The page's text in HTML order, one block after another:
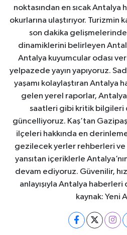
noktasından en sıcak Antalya
okurlarına ulaştırıyor. Turizmin
son dakika
dinamiklerini belirleyen
Antalya kuyumcular odası
yelpazede yayın yapıyoruz.
yaşamı kolaylaştıran Antalya
gelen yerel raporlar,
saatleri gibi kritik bilgileri
güncelliyoruz. Kaş’tan
ilçeleri hakkında en
gezilecek yerler rehberleri ve
yansıtan içeriklerle
devam ediyoruz. Güvenilir,
anlayışıyla Antalya
kaynak: Yeni